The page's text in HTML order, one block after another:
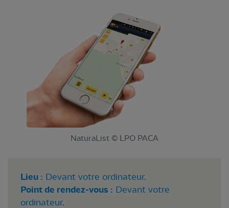
NaturaList © LPO PACA
Lieu : Devant votre ordinateur.
Point de rendez-vous : Devant votre
ordinateur.